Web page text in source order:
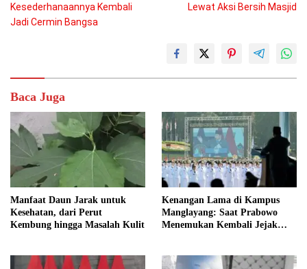
Kesederhanaannya Kembali
Jadi Cermin Bangsa
Lewat Aksi Bersih Masjid
Baca Juga
Manfaat Daun Jarak untuk
Kesehatan, dari Perut
Kembung hingga Masalah Kulit
Kenangan Lama di Kampus
Manglayang: Saat Prabowo
Menemukan Kembali Jejak